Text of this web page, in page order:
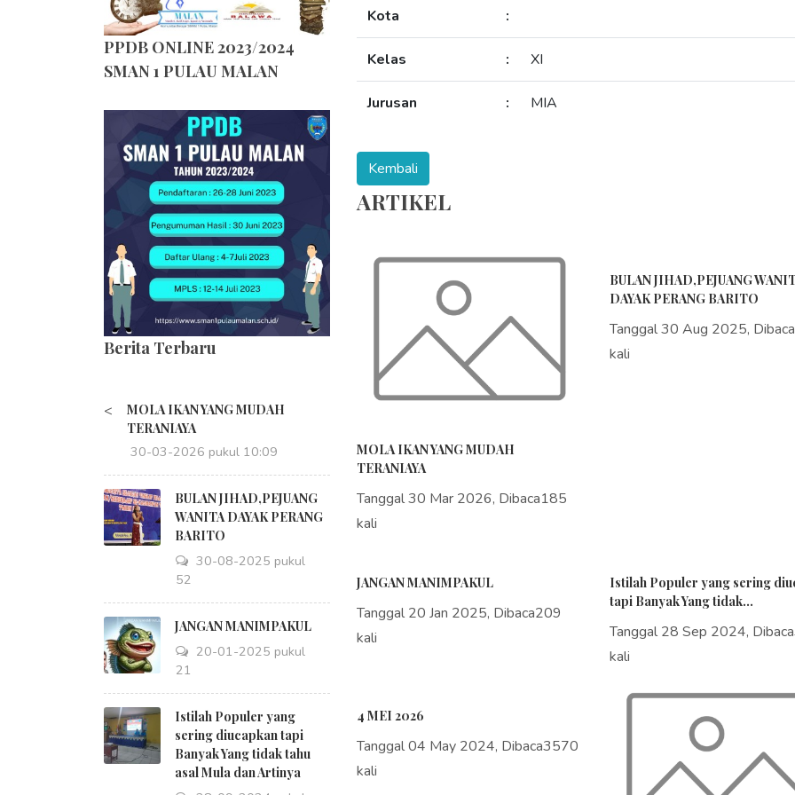
PPDB ONLINE 2023/2024
SMAN 1 PULAU MALAN
Berita Terbaru
<
MOLA IKAN YANG MUDAH
TERANIAYA
30-03-2026 pukul 10:09
BULAN JIHAD,PEJUANG
WANITA DAYAK PERANG
BARITO
30-08-2025 pukul
18:52
JANGAN MANIMPAKUL
20-01-2025 pukul
09:21
Istilah Populer yang
sering diucapkan tapi
Banyak Yang tidak tahu
asal Mula dan Artinya
Kota :
Kelas : XI
Jurusan : MIA
ARTIKEL
MOLA IKAN YANG MUDAH
TERANIAYA
Tanggal 30 Mar 2026, Dibaca185
kali
BULAN JIHAD,PEJUANG
DAYAK PERANG BARITO
Tanggal 30 Aug 2025,
kali
JANGAN MANIMPAKUL
Tanggal 20 Jan 2025, Dibaca209
kali
Istilah Populer yang sering
tapi Banyak Yang tidak...
Tanggal 28 Sep 2024,
kali
4 MEI 2026
Tanggal 04 May 2024, Dibaca3570
kali